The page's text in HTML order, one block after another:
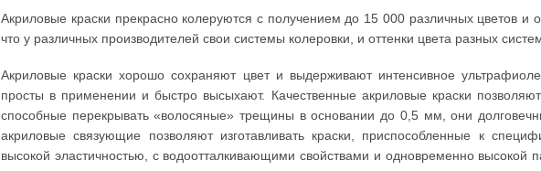
Акриловые краски прекрасно колеруются с получением до 15 000 различных цветов и
что у различных производителей свои системы колеровки, и оттенки цвета разных
Акриловые краски хорошо сохраняют цвет и выдерживают интенсивное
просты в применении и быстро высыхают. Качественные акриловые краски позволяют
способные перекрывать «волосяные» трещины в основании до 0,5 мм, они
акриловые связующие позволяют изготавливать краски, приспособленные к
высокой эластичностью, с водоотталкивающими свойствами и одновременно